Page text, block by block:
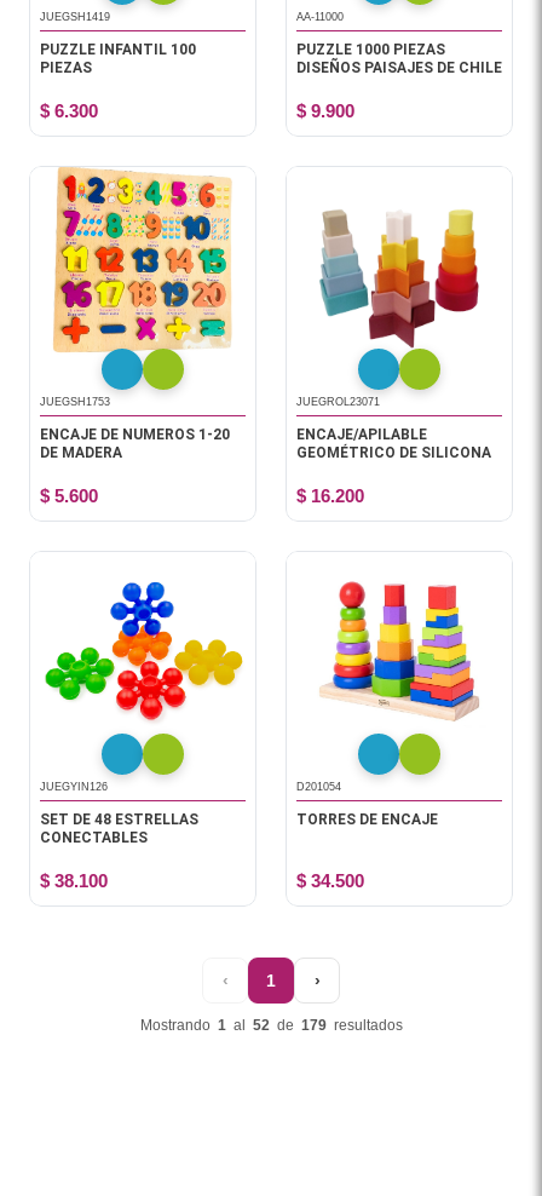
JUEGSH1419
PUZZLE INFANTIL 100
PIEZAS
$ 6.300
AA-11000
PUZZLE 1000 PIEZAS
DISEÑOS PAISAJES DE CHILE
$ 9.900
JUEGSH1753
ENCAJE DE NUMEROS 1-20
DE MADERA
$ 5.600
JUEGROL23071
ENCAJE/APILABLE
GEOMÉTRICO DE SILICONA
$ 16.200
JUEGYIN126
SET DE 48 ESTRELLAS
CONECTABLES
$ 38.100
D201054
TORRES DE ENCAJE
$ 34.500
‹ 1 ›
Mostrando 1 al 52 de 179 resultados